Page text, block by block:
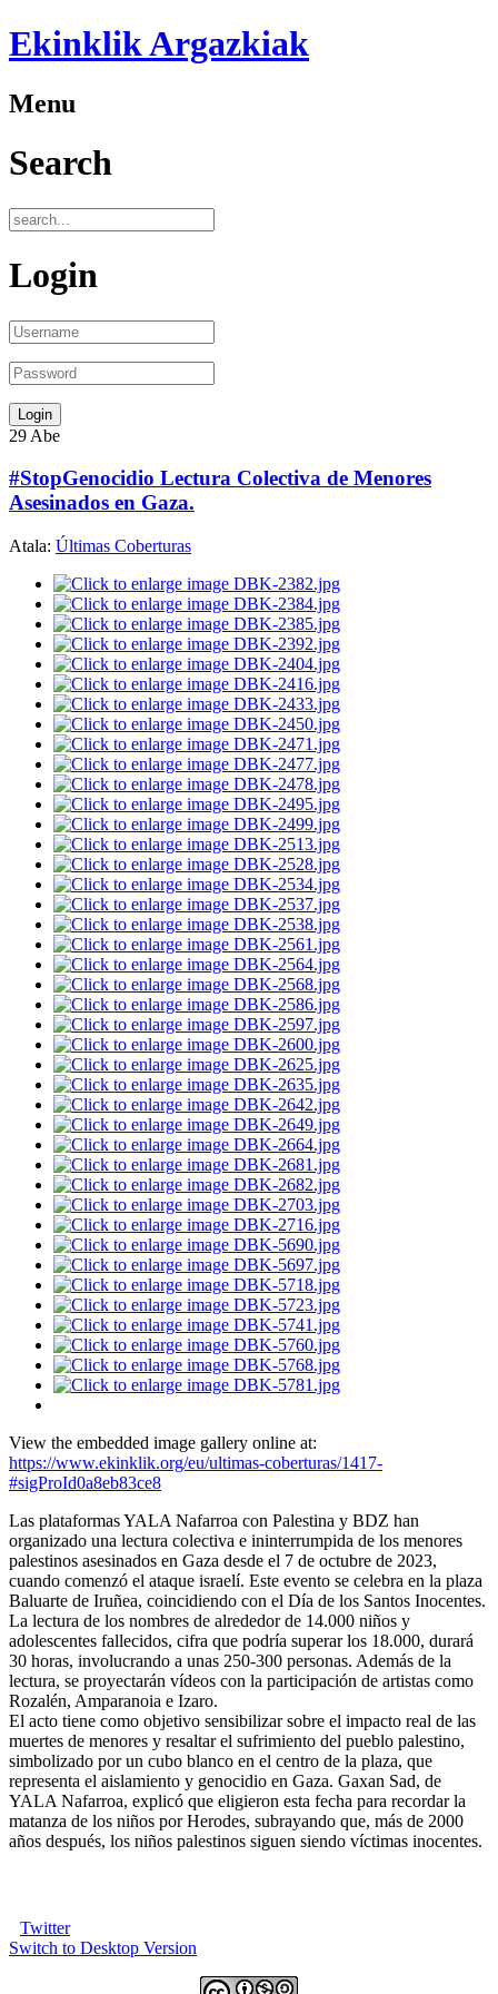
Ekinklik Argazkiak
Menu
Search
Login
29 Abe
#StopGenocidio Lectura Colectiva de Menores
Asesinados en Gaza.
Atala: Últimas Coberturas
View the embedded image gallery online at:
https://www.ekinklik.org/eu/ultimas-coberturas/1417-
#sigProId0a8eb83ce8
Las plataformas YALA Nafarroa con Palestina y BDZ han
organizado una lectura colectiva e ininterrumpida de los menores
palestinos asesinados en Gaza desde el 7 de octubre de 2023,
cuando comenzó el ataque israelí. Este evento se celebra en la plaza
Baluarte de Iruñea, coincidiendo con el Día de los Santos Inocentes.
La lectura de los nombres de alrededor de 14.000 niños y
adolescentes fallecidos, cifra que podría superar los 18.000, durará
30 horas, involucrando a unas 250-300 personas. Además de la
lectura, se proyectarán vídeos con la participación de artistas como
Rozalén, Amparanoia e Izaro.
El acto tiene como objetivo sensibilizar sobre el impacto real de las
muertes de menores y resaltar el sufrimiento del pueblo palestino,
simbolizado por un cubo blanco en el centro de la plaza, que
representa el aislamiento y genocidio en Gaza. Gaxan Sad, de
YALA Nafarroa, explicó que eligieron esta fecha para recordar la
matanza de los niños por Herodes, subrayando que, más de 2000
años después, los niños palestinos siguen siendo víctimas inocentes.
Twitter
Switch to Desktop Version